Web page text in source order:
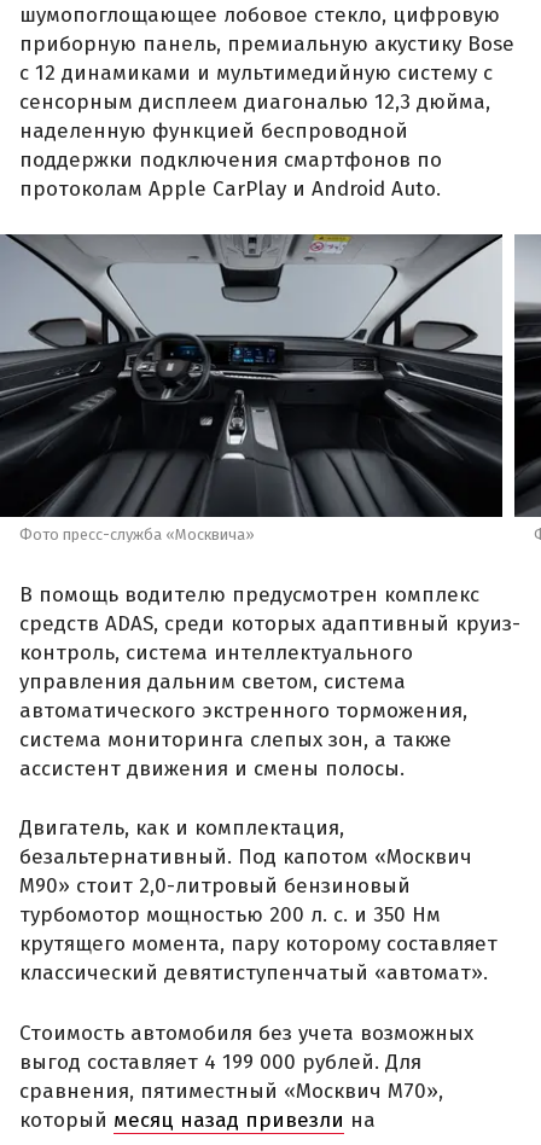
шумопоглощающее лобовое стекло, цифровую
приборную панель, премиальную акустику Bose
с 12 динамиками и мультимедийную систему с
сенсорным дисплеем диагональю 12,3 дюйма,
наделенную функцией беспроводной
поддержки подключения смартфонов по
протоколам Apple CarPlay и Android Auto.
Фото пресс-служба «Москвича»
В помощь водителю предусмотрен комплекс
средств ADAS, среди которых адаптивный круиз-
контроль, система интеллектуального
управления дальним светом, система
автоматического экстренного торможения,
система мониторинга слепых зон, а также
ассистент движения и смены полосы.
Двигатель, как и комплектация,
безальтернативный. Под капотом «Москвич
М90» стоит 2,0-литровый бензиновый
турбомотор мощностью 200 л. с. и 350 Нм
крутящего момента, пару которому составляет
классический девятиступенчатый «автомат».
Стоимость автомобиля без учета возможных
выгод составляет 4 199 000 рублей. Для
сравнения, пятиместный «Москвич М70»,
который месяц назад привезли на